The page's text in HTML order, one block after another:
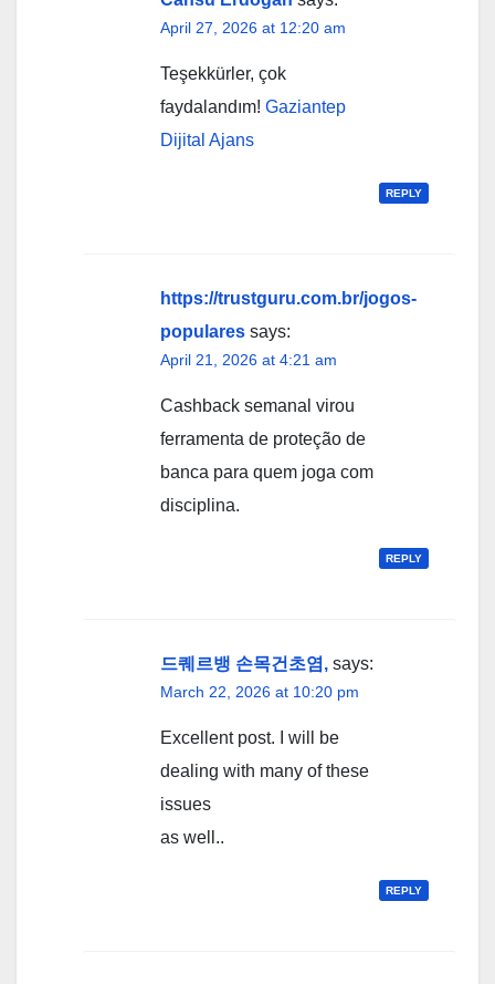
April 27, 2026 at 12:20 am
Teşekkürler, çok
faydalandım! Gaziantep
Dijital Ajans
REPLY
https://trustguru.com.br/jogos-
populares says:
April 21, 2026 at 4:21 am
Cashback semanal virou
ferramenta de proteção de
banca para quem joga com
disciplina.
REPLY
드퀘르뱅 손목건초염, says:
March 22, 2026 at 10:20 pm
Excellent post. I will be
dealing with many of these
issues
as well..
REPLY